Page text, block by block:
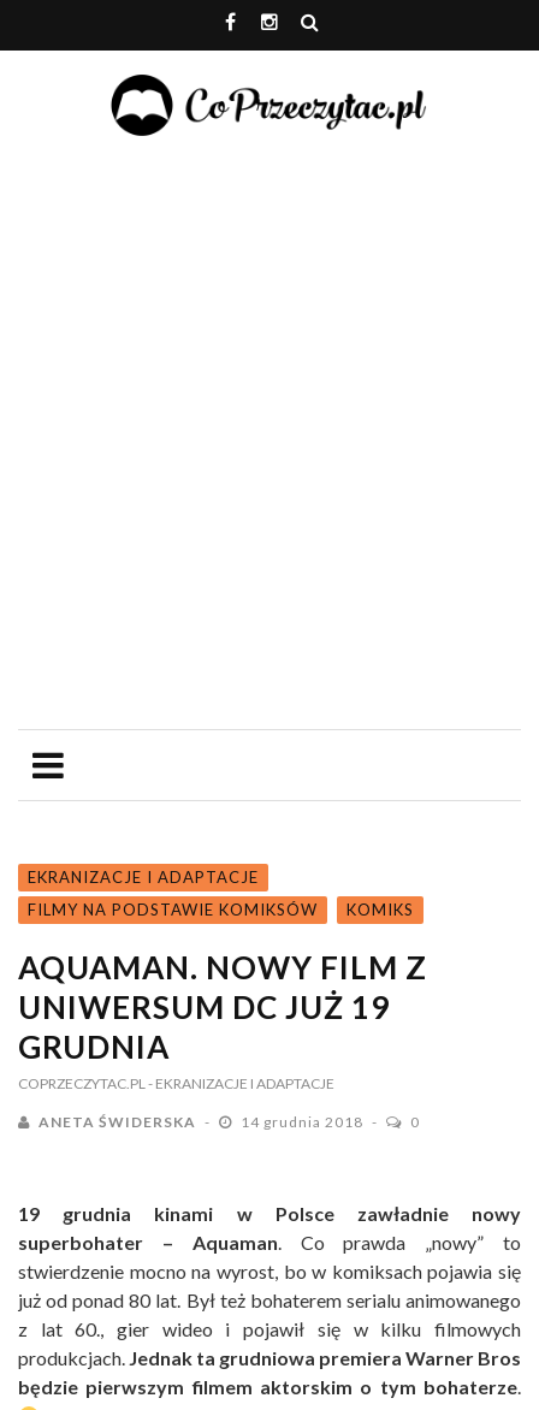
EKRANIZACJE I ADAPTACJE
FILMY NA PODSTAWIE KOMIKSÓW
KOMIKS
AQUAMAN. NOWY FILM Z
UNIWERSUM DC JUŻ 19
GRUDNIA
COPRZECZYTAC.PL - EKRANIZACJE I ADAPTACJE
ANETA ŚWIDERSKA 14 grudnia 2018 0
19 grudnia kinami w Polsce zawładnie nowy
superbohater – Aquaman. Co prawda „nowy” to
stwierdzenie mocno na wyrost, bo w komiksach pojawia się
już od ponad 80 lat. Był też bohaterem serialu animowanego
z lat 60., gier wideo i pojawił się w kilku filmowych
produkcjach. Jednak ta grudniowa premiera Warner Bros
będzie pierwszym filmem aktorskim o tym bohaterze.